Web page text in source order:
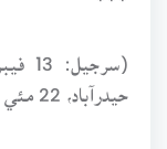
حيدرآباد، 22 مئي 2011ع)